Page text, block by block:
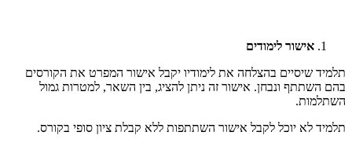
אישור לימודים
תלמיד שיסיים בהצלחה את לימודיו יקבל אישור המפרט את הקורסים
בהם השתתף ונבחן. אישור זה ניתן להציג, בין השאר, למטרות גמול
השתלמות.
תלמיד לא יוכל לקבל אישור השתתפות ללא קבלת ציון סופי בקורס.